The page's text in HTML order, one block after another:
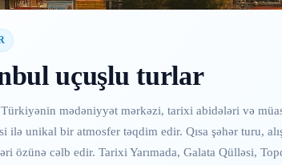
uçuşlu turlar
mədəniyyət mərkəzi, tarixi abidələri və
ilə unikal bir atmosfer təqdim edir. Qısa şəhər turu,
özünə cəlb edir. Tarixi Yarımada, Galata Qülləsi,